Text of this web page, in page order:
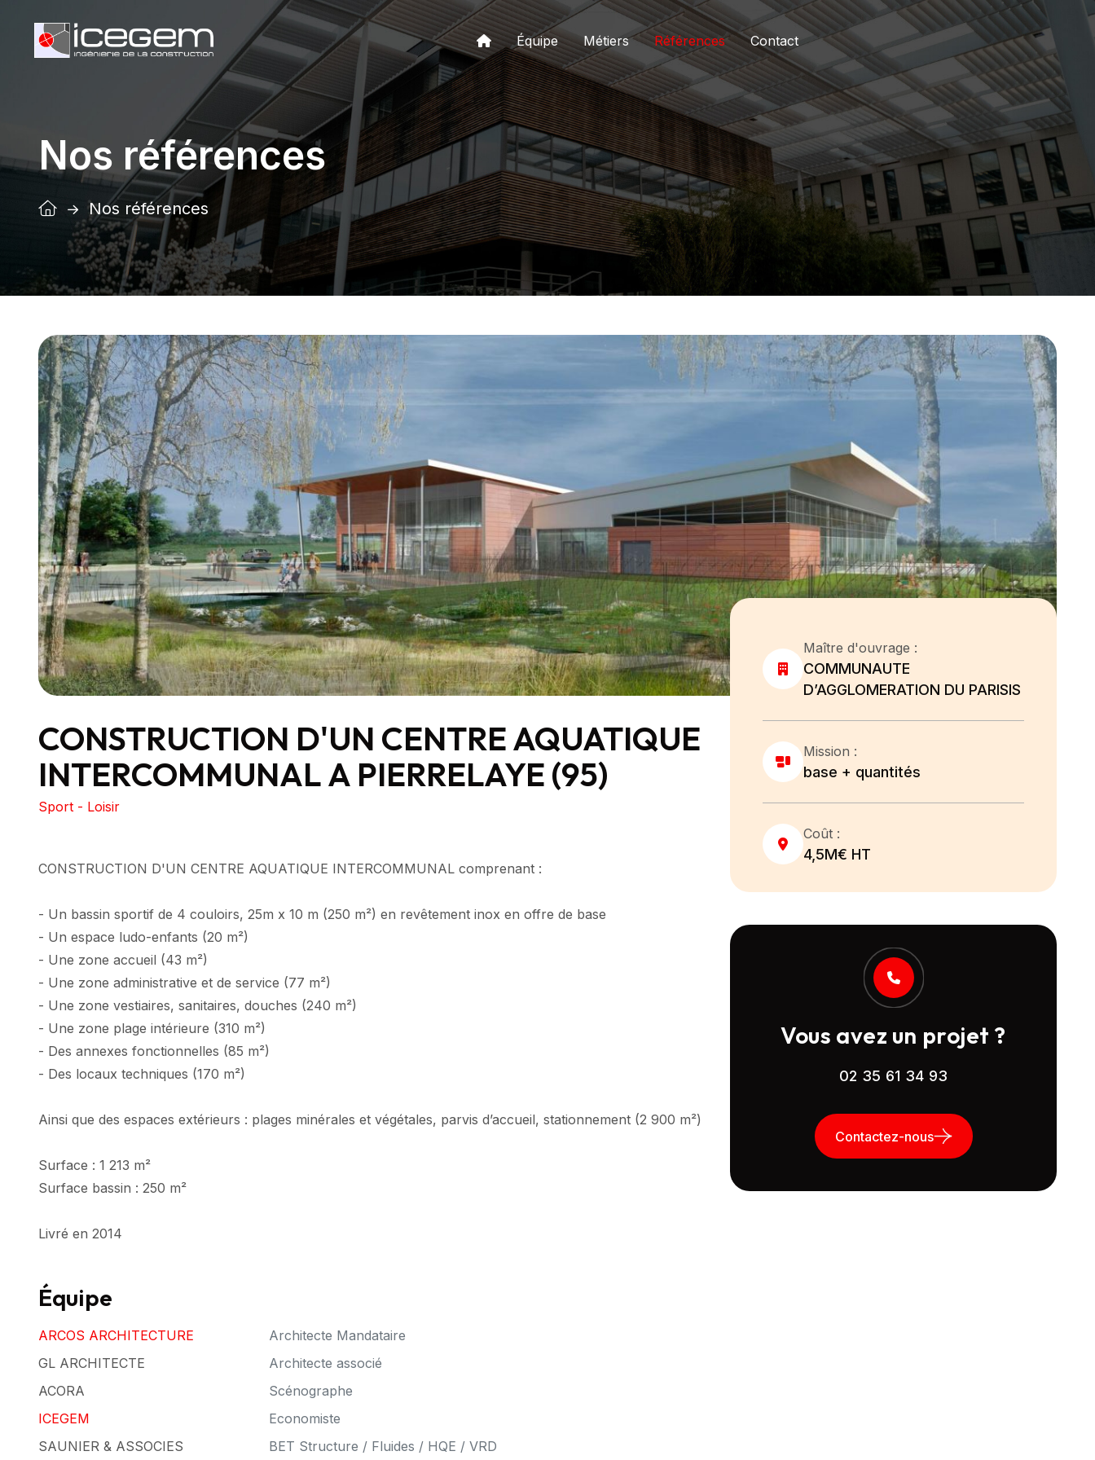
Équipe Métiers Références Contact
Nos références
Nos références
CONSTRUCTION D'UN CENTRE AQUATIQUE
INTERCOMMUNAL A PIERRELAYE (95)
Sport - Loisir
CONSTRUCTION D'UN CENTRE AQUATIQUE INTERCOMMUNAL comprenant :
- Un bassin sportif de 4 couloirs, 25m x 10 m (250 m²) en revêtement inox en offre de base
- Un espace ludo-enfants (20 m²)
- Une zone accueil (43 m²)
- Une zone administrative et de service (77 m²)
- Une zone vestiaires, sanitaires, douches (240 m²)
- Une zone plage intérieure (310 m²)
- Des annexes fonctionnelles (85 m²)
- Des locaux techniques (170 m²)
Ainsi que des espaces extérieurs : plages minérales et végétales, parvis d’accueil, stationnement (2 900 m²)
Surface : 1 213 m²
Surface bassin : 250 m²
Livré en 2014
Équipe
ARCOS ARCHITECTURE
Architecte Mandataire
GL ARCHITECTE
Architecte associé
ACORA
Scénographe
ICEGEM
Economiste
SAUNIER & ASSOCIES
BET Structure / Fluides / HQE / VRD
Maître d'ouvrage :
COMMUNAUTE
D’AGGLOMERATION DU PARISIS
Mission :
base + quantités
Coût :
4,5M€ HT
Vous avez un projet ?
02 35 61 34 93
Contactez-nous